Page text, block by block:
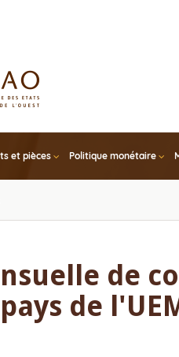
et pièces Politique monétaire
de
de